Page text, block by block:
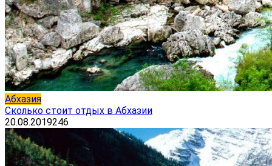
Абхазия
Сколько стоит отдых в Абхазии
20.08.2019246